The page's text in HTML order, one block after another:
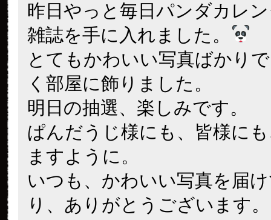
昨日やっと毎日パンダカレ
雑誌を手に入れました。
とてもかわいい写真ばかり
く部屋に飾りました。
明日の抽選、楽しみです。
ぱんだうじ様にも、皆様に
ますように。
いつも、かわいい写真を届
り、ありがとうございます。